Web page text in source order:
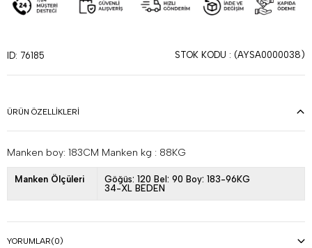
ID: 76185 STOK KODU (AYSA0000038)
ÜRÜN ÖZELLIKLERI
Manken boy: 183CM Manken kg : 88KG
Manken Ölçüleri
Göğüs: 120 Bel: 90 Boy: 183-96KG
34-XL BEDEN
YORUMLAR(0)